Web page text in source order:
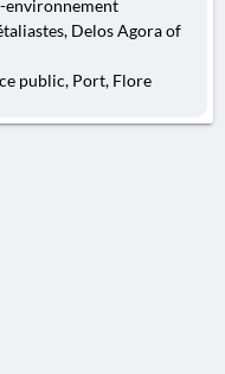
environnement
Delos Agora of
public, Port, Flore